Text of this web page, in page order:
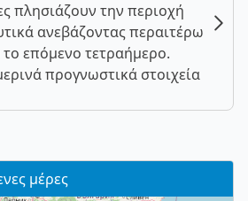
πλησιάζουν την περιοχή
ανεβάζοντας περαιτέρω
επόμενο τετραήμερο.
προγνωστικά στοιχεία
μέρες